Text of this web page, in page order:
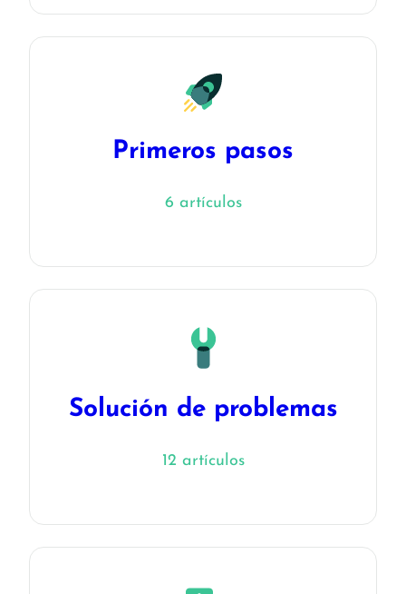
Primeros pasos
6 artículos
Solución de problemas
12 artículos